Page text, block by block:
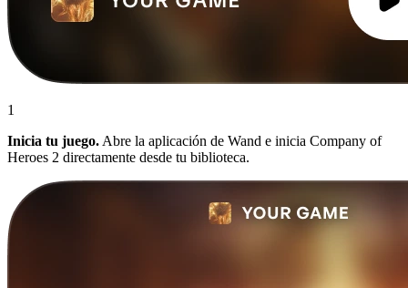
1
Inicia tu juego. Abre la aplicación de Wand e inicia Company of
Heroes 2 directamente desde tu biblioteca.